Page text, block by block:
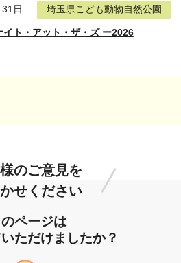
日 埼玉県こども動物自然公園
イト・アット・ザ・ズ ー2026
のご意見を
せください
ページは
ただけましたか？